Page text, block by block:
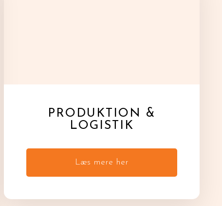
PRODUKTION &
LOGISTIK
Læs mere her